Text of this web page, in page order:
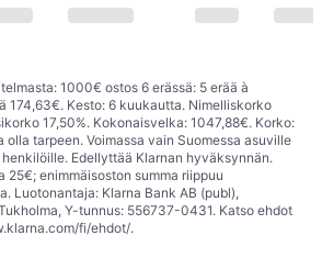
1000€ ostos 6 erässä: 5 erää à
174,63€. Kesto: 6 kuukautta. Nimelliskorko
17,50%. Kokonaisvelka: 1047,88€. Korko:
olla tarpeen. Voimassa vain Suomessa asuville
Edellyttää Klarnan hyväksynnän.
25€; enimmäisoston summa riippuu
Luotonantaja: Klarna Bank AB (publ),
Y-tunnus: 556737-0431. Katso ehdot
fi/ehdot/.